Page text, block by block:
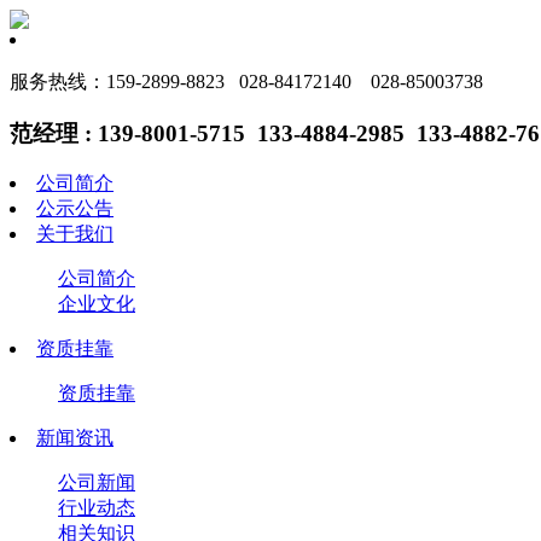
服务热线：159-2899-8823 028-84172140 028-85003738
范经理 : 139-8001-5715 133-4884-2985 133-4882-
公司简介
公示公告
关于我们
公司简介
企业文化
资质挂靠
资质挂靠
新闻资讯
公司新闻
行业动态
相关知识